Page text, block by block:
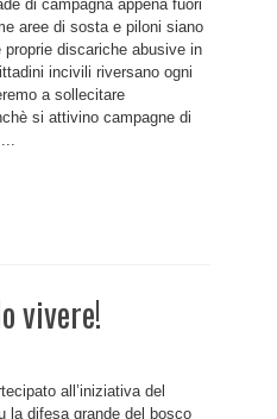
di campagna appena fuori
aree di sosta e piloni siano
discariche abusive in
incivili riversano ogni
a sollecitare
si attivino campagne di
vivere!
all’iniziativa del
la difesa grande del bosco